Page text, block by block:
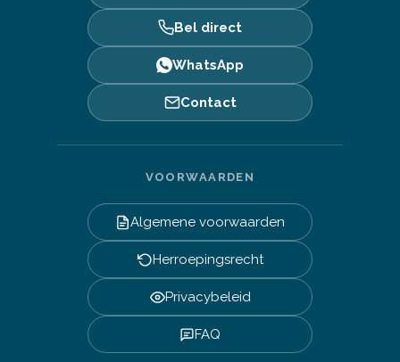
Bel direct
WhatsApp
Contact
VOORWAARDEN
Algemene voorwaarden
Herroepingsrecht
Privacybeleid
FAQ